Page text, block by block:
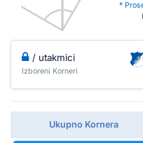
*
/ utakmici
Izboreni Korneri
Ukupno Kornera